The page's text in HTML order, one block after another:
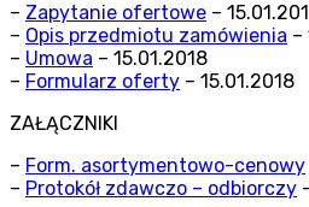
– Zapytanie ofertowe –
– Opis przedmiotu zamówienia –
– Umowa – 15.01.2018
– Formularz oferty – 15.01.2018
ZAŁĄCZNIKI
– Form. asortymentowo-cenowy
– Protokół zdawczo – odbiorczy